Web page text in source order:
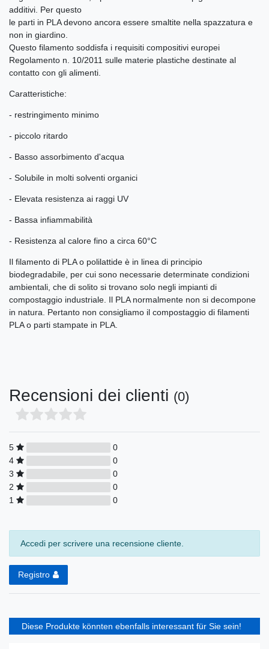
additivi. Per questo
le parti in PLA devono ancora essere smaltite nella spazzatura e
non in giardino.
Questo filamento soddisfa i requisiti compositivi europei
Regolamento n. 10/2011 sulle materie plastiche destinate al
contatto con gli alimenti.
Caratteristiche:
- restringimento minimo
- piccolo ritardo
- Basso assorbimento d'acqua
- Solubile in molti solventi organici
- Elevata resistenza ai raggi UV
- Bassa infiammabilità
- Resistenza al calore fino a circa 60°C
Il filamento di PLA o polilattide è in linea di principio
biodegradabile, per cui sono necessarie determinate condizioni
ambientali, che di solito si trovano solo negli impianti di
compostaggio industriale. Il PLA normalmente non si decompone
in natura. Pertanto non consigliamo il compostaggio di filamenti
PLA o parti stampate in PLA.
Recensioni dei clienti (0)
5
0
4
0
3
0
2
0
1
0
Accedi per scrivere una recensione cliente.
Registro
Diese Produkte könnten ebenfalls interessant für Sie sein!